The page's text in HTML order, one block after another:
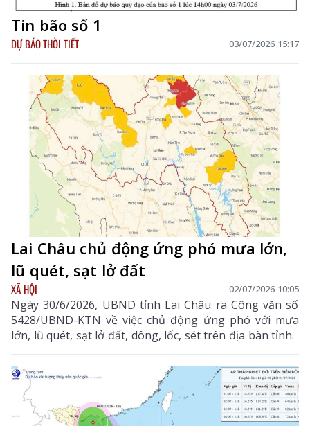
Tin bão số 1
DỰ BÁO THỜI TIẾT 03/07/2026 15:17
Lai Châu chủ động ứng phó mưa lớn,
lũ quét, sạt lở đất
XÃ HỘI 02/07/2026 10:05
Ngày 30/6/2026, UBND tỉnh Lai Châu ra Công văn số
5428/UBND-KTN về việc chủ động ứng phó với mưa
lớn, lũ quét, sạt lở đất, dông, lốc, sét trên địa bàn tỉnh.